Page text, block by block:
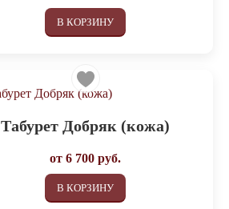
В КОРЗИНУ
Табурет Добряк (кожа)
от6 700 руб.
В КОРЗИНУ